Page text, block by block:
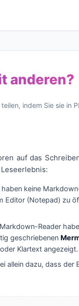
anderen?
indem Sie sie in
auf das
keine
Editor (Notepad) zu
Reader
geschriebenen
Klartext angezeigt.
allein dazu, dass der